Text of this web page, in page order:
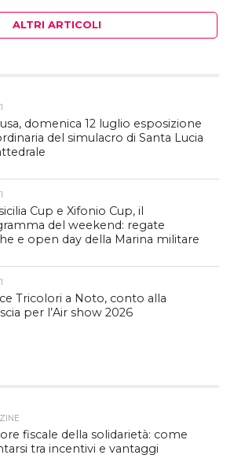
ALTRI ARTICOLI
domenica 12 luglio esposizione
del simulacro di Santa Lucia
Cup e Xifonio Cup, il
del weekend: regate
e open day della Marina militare
Tricolori a Noto, conto alla
per l’Air show 2026
fiscale della solidarietà: come
tra incentivi e vantaggi